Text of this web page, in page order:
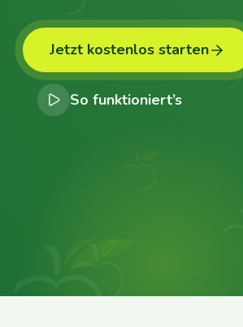
Jetzt kostenlos starten
So funktioniert’s